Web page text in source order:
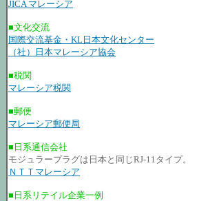
JICA マレーシア
■文化交流
国際交流基金・KL日本文化センター
（社）日本マレーシア協会
■税関
マレーシア税関
■郵便
マレーシア郵便局
■日系通信会社
モジュラープラグは日本と同じRJ-11タイプ。
ＮＴＴマレーシア
■日系リテイル企業一例